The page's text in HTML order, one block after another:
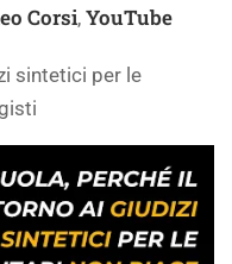
Corsi, YouTube
sintetici per le